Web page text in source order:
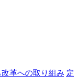
革への取り組み 定